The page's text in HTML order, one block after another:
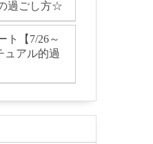
過ごし方☆
ト【7/26～
ュアル的過